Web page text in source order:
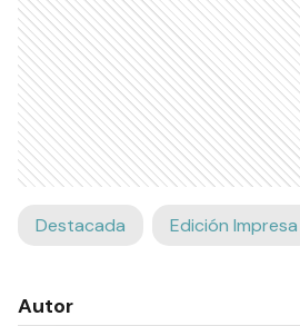
Destacada Edición Impresa
Autor